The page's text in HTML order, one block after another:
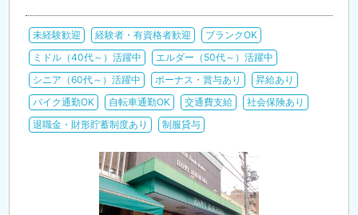
未経験歓迎 経験者・有資格者歓迎
ブランクOK
ミドル（40代～）活躍中
エルダー（50代～）活躍中
シニア（60代～）活躍中
ボーナス・賞与あり
昇給あり
バイク通勤OK
自転車通勤OK 交通費支給
社会保険あり
退職金・財形貯蓄制度あり
制服貸与